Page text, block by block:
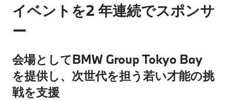
イベントを2 年連続でスポンサ
ー
会場としてBMW Group Tokyo Bay
を提供し、次世代を担う若い才能の挑
戦を支援